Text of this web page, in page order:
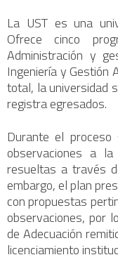
La UST es una
Ofrece cinco
Administración y
Ingeniería y Gestión
total, la universidad
registra egresados.
Durante el proceso
observaciones a
resueltas a través
embargo, el plan
con propuestas
observaciones, por
de Adecuación
licenciamiento